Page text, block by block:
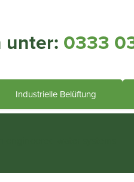
unter: 0333
Industrielle Belüftung